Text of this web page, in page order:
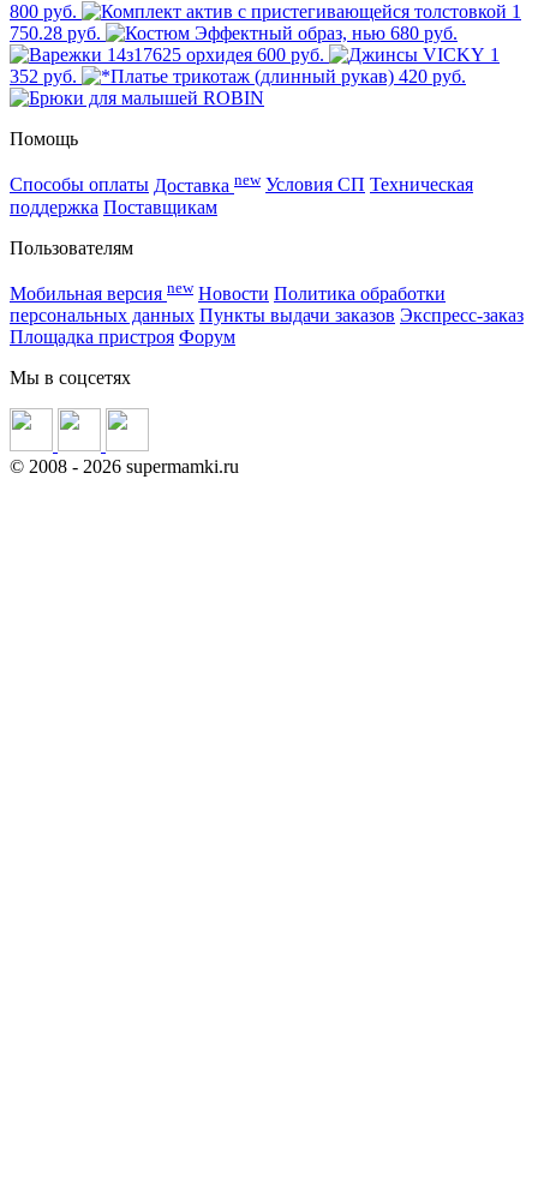
800 руб.
1
750.28 руб.
680 руб.
600 руб.
1
352 руб.
420 руб.
Помощь
Способы оплаты Доставка new Условия СП Техническая
поддержка Поставщикам
Пользователям
Мобильная версия new Новости Политика обработки
персональных данных Пункты выдачи заказов Экспресс-заказ
Площадка пристроя Форум
Мы в соцсетях
© 2008 - 2026 supermamki.ru